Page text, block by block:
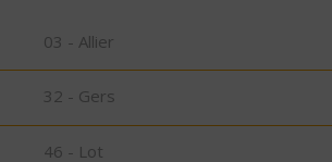
03 - Allier
32 - Gers
46 - Lot